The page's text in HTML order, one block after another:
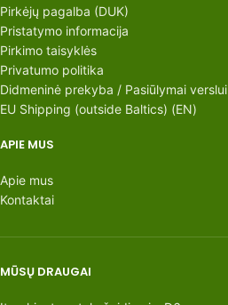
Pirkėjų pagalba (DUK)
Pristatymo informacija
Pirkimo taisyklės
Privatumo politika
Didmeninė prekyba / Pasiūlymai verslui
EU Shipping (outside Baltics) (EN)
APIE MUS
Apie mus
Kontaktai
MŪSŲ DRAUGAI